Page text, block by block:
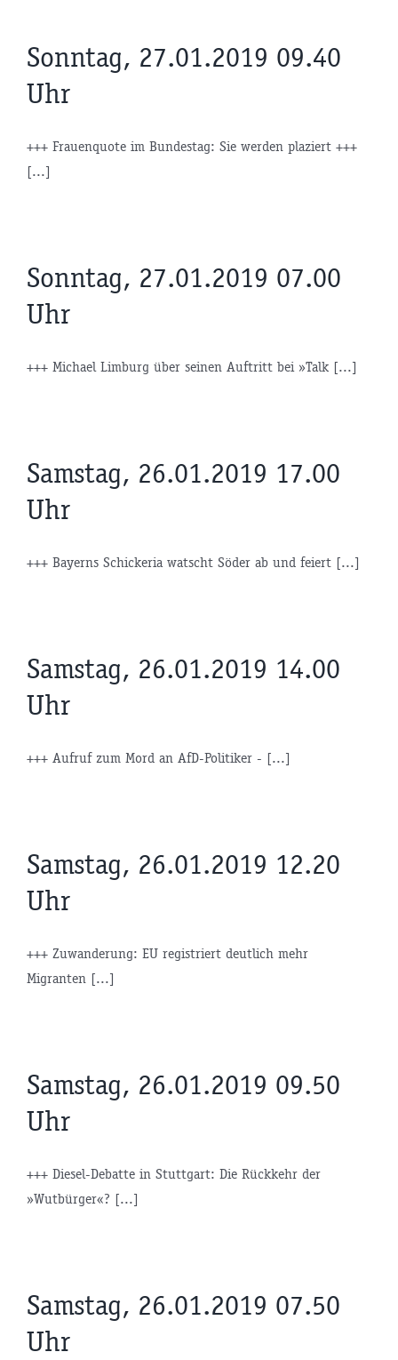
Sonntag, 27.01.2019 09.40
Uhr
+++ Frauenquote im Bundestag: Sie werden plaziert +++
[...]
Sonntag, 27.01.2019 07.00
Uhr
+++ Michael Limburg über seinen Auftritt bei »Talk [...]
Samstag, 26.01.2019 17.00
Uhr
+++ Bayerns Schickeria watscht Söder ab und feiert [...]
Samstag, 26.01.2019 14.00
Uhr
+++ Aufruf zum Mord an AfD-Politiker - [...]
Samstag, 26.01.2019 12.20
Uhr
+++ Zuwanderung: EU registriert deutlich mehr
Migranten [...]
Samstag, 26.01.2019 09.50
Uhr
+++ Diesel-Debatte in Stuttgart: Die Rückkehr der
»Wutbürger«? [...]
Samstag, 26.01.2019 07.50
Uhr